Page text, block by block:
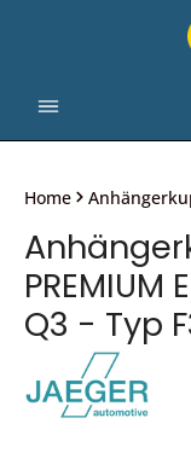
Home
PREMIUM
Q3 - Typ